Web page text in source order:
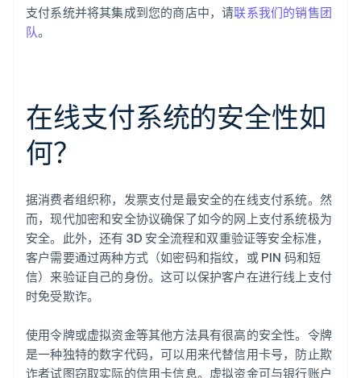
支付系统并将其集成到您的商店中，请联系我们的销售团
队。
在线支付系统的安全性如
何？
据消费者组织称，发票支付是最安全的在线支付系统。然
而，现代加密和安全协议确保了如今的网上支付系统极为
安全。此外，还有 3D 安全流程和双重验证等安全标准，
客户需要通过两种方式（如密码和指纹，或 PIN 码和短
信）来验证自己的身份。这可以保护客户在进行线上支付
时免受欺诈。
使用令牌或虚拟资金等其他方法具有很高的安全性。令牌
是一种独特的数字代码，可以用来代替信用卡号，防止欺
诈者试图窃取实际的信用卡信息。虚拟资金可与银行账户
阿联酋
English
爱尔兰
English
爱沙尼亚
English
澳大利亚
English
巴西